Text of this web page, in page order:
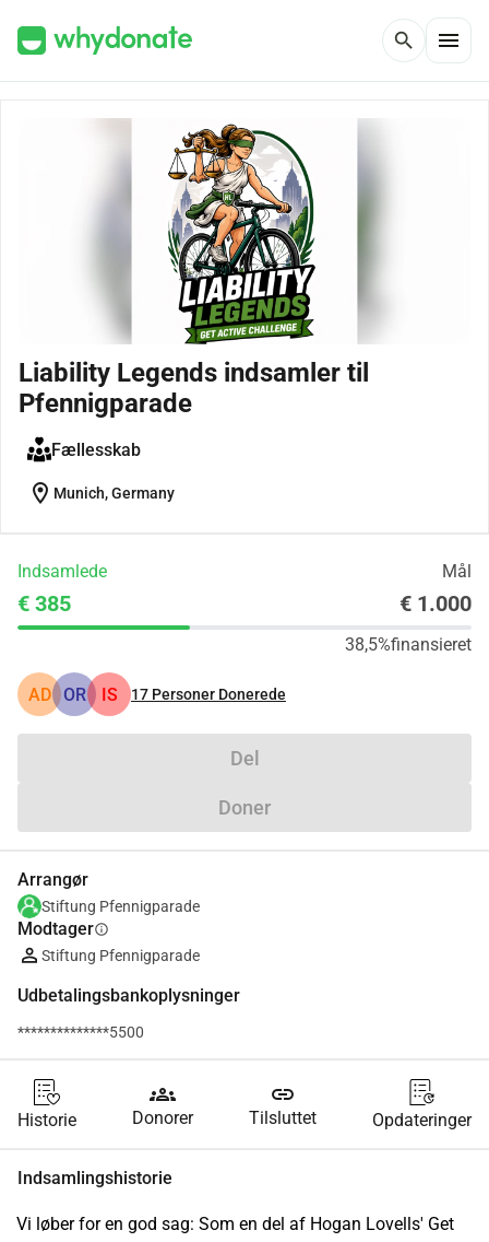
search menu
Liability Legends indsamler til
Pfennigparade
Fællesskab
location_on Munich, Germany
Indsamlede Mål
€ 385 € 1.000
38,5%finansieret
AD OR IS 17 Personer Donerede
Del
Doner
Arrangør
Stiftung Pfennigparade
Modtagerinfo
Stiftung Pfennigparade
Udbetalingsbankoplysninger
**************5500
Historie
groups
Donorer
link
Tilsluttet Opdateringer
Indsamlingshistorie
Vi løber for en god sag: Som en del af Hogan Lovells' Get